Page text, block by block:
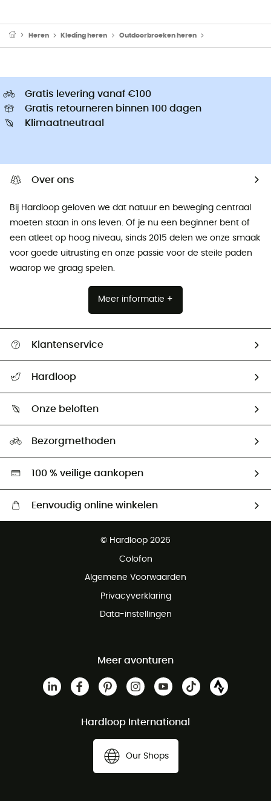
Heren Kleding heren Outdoorbroeken heren
Gratis levering vanaf €100
Gratis retourneren binnen 100 dagen
Klimaatneutraal
Over ons
Bij Hardloop geloven we dat natuur en beweging centraal
moeten staan ​​in ons leven. Of je nu een beginner bent of
een atleet op hoog niveau, sinds 2015 delen we onze smaak
voor goede uitrusting en onze passie voor de steile paden
waarop we graag spelen.
Meer informatie +
Klantenservice
Mijn zending volgen
Retourzendingen & Terugbetalingen
Hardloop
Ambassadeurs
Onze beloften
Hardgreen
Bezorgmethoden
100 % veilige aankopen
Eenvoudig online winkelen
Gratis retourneren binnen 100 dagen
© Hardloop 2026
Colofon
Algemene Voorwaarden
Privacyverklaring
Data-instellingen
Meer avonturen
Hardloop International
Our Shops